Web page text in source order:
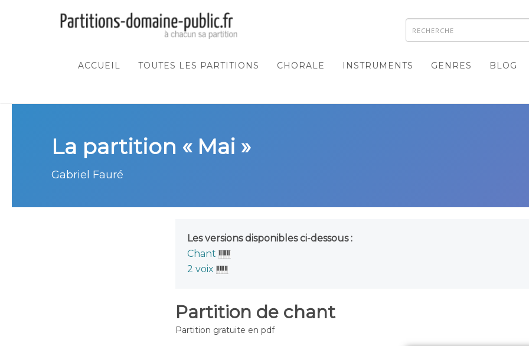
ACCUEIL TOUTES LES PARTITIONS CHORALE INSTRUMENTS GENRES BLOG
La partition « Mai »
Gabriel Fauré
Les versions disponibles ci-dessous :
Chant
2 voix
Partition de chant
Partition gratuite en pdf